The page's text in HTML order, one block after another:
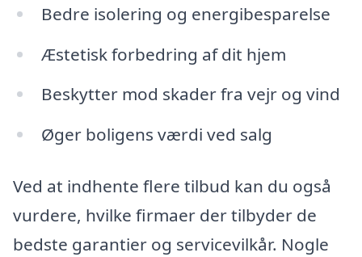
Bedre isolering og energibesparelse
Æstetisk forbedring af dit hjem
Beskytter mod skader fra vejr og vind
Øger boligens værdi ved salg
Ved at indhente flere tilbud kan du også
vurdere, hvilke firmaer der tilbyder de
bedste garantier og servicevilkår. Nogle